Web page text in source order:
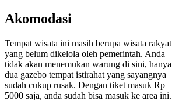
Akomodasi
Tempat wisata ini masih berupa wisata rakyat
yang belum dikelola oleh pemerintah. Anda
tidak akan menemukan warung di sini, hanya
dua gazebo tempat istirahat yang sayangnya
sudah cukup rusak. Dengan tiket masuk Rp
5000 saja, anda sudah bisa masuk ke area ini.